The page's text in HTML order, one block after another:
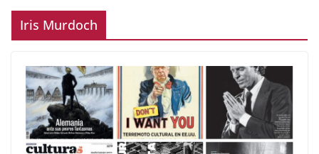
Iris Murdoch